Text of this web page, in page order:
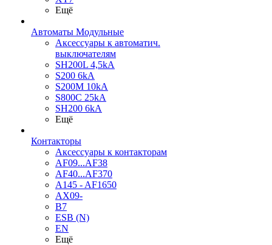
Ещё
Автоматы Модульные
Аксессуары к автоматич.
выключателям
SH200L 4,5kA
S200 6kA
S200M 10kA
S800C 25kA
SH200 6kA
Ещё
Контакторы
Аксессуары к контакторам
AF09...AF38
AF40...AF370
A145 - AF1650
AX09-
B7
ESB (N)
EN
Ещё